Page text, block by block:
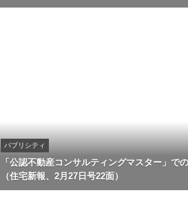
パブリシティ
「公認不動産コンサルティングマスター」で
（住宅新報、2月27日号22面）